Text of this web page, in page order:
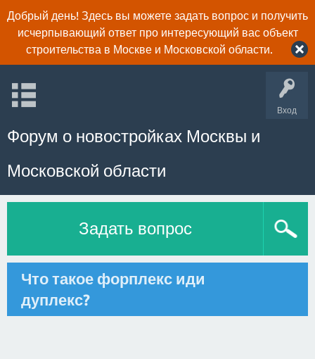
Добрый день! Здесь вы можете задать вопрос и получить
исчерпывающий ответ про интересующий вас объект
строительства в Москве и Московской области.
Вход
Форум о новостройках Москвы и
Московской области
Задать вопрос
Что такое форплекс иди
дуплекс?